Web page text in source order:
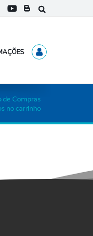
de Compras
no carrinho